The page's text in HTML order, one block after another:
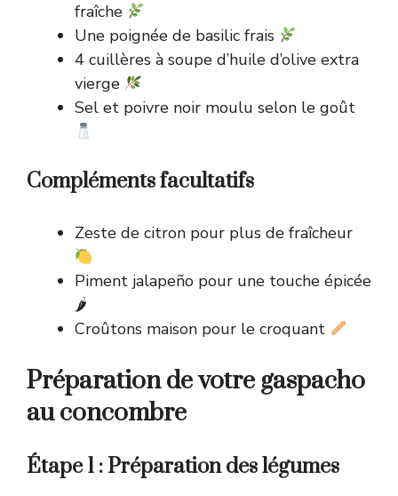
fraîche
Une poignée de basilic frais
4 cuillères à soupe d’huile d’olive extra
vierge
Sel et poivre noir moulu selon le goût
Compléments facultatifs
Zeste de citron pour plus de fraîcheur
Piment jalapeño pour une touche épicée
🌶
Croûtons maison pour le croquant
Préparation de votre gaspacho
au concombre
Étape 1 : Préparation des légumes